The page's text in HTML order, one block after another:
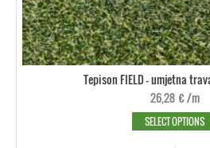
Tepison FIELD - umjetna
26,28 €/m
SELECT OPTIONS